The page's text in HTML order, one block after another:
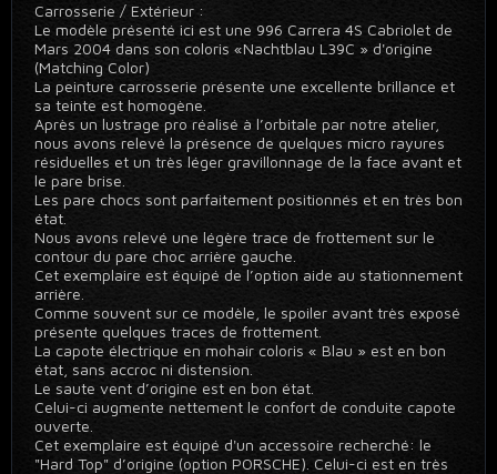
Carrosserie / Extérieur :
Le modèle présenté ici est une 996 Carrera 4S Cabriolet de
Mars 2004 dans son coloris «Nachtblau L39C » d'origine
(Matching Color)
La peinture carrosserie présente une excellente brillance et
sa teinte est homogène.
Après un lustrage pro réalisé à l’orbitale par notre atelier,
nous avons relevé la présence de quelques micro rayures
résiduelles et un très léger gravillonnage de la face avant et
le pare brise.
Les pare chocs sont parfaitement positionnés et en très bon
état.
Nous avons relevé une légère trace de frottement sur le
contour du pare choc arrière gauche.
Cet exemplaire est équipé de l’option aide au stationnement
arrière.
Comme souvent sur ce modèle, le spoiler avant très exposé
présente quelques traces de frottement.
La capote électrique en mohair coloris « Blau » est en bon
état, sans accroc ni distension.
Le saute vent d’origine est en bon état.
Celui-ci augmente nettement le confort de conduite capote
ouverte.
Cet exemplaire est équipé d'un accessoire recherché: le
"Hard Top" d’origine (option PORSCHE). Celui-ci est en très